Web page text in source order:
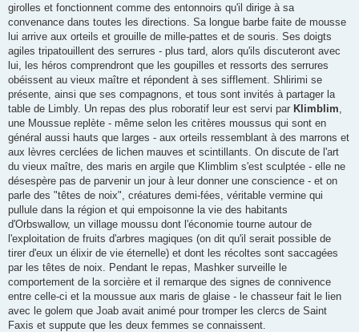
girolles et fonctionnent comme des entonnoirs qu'il dirige à sa
convenance dans toutes les directions. Sa longue barbe faite de mousse
lui arrive aux orteils et grouille de mille-pattes et de souris. Ses doigts
agiles tripatouillent des serrures - plus tard, alors qu'ils discuteront avec
lui, les héros comprendront que les goupilles et ressorts des serrures
obéissent au vieux maître et répondent à ses sifflement. Shlirimi se
présente, ainsi que ses compagnons, et tous sont invités à partager la
table de Limbly. Un repas des plus roboratif leur est servi par Klimblim
une Moussue replète - même selon les critères moussus qui sont en
général aussi hauts que larges - aux orteils ressemblant à des marrons et
aux lèvres cerclées de lichen mauves et scintillants. On discute de l'art
du vieux maître, des maris en argile que Klimblim s'est sculptée - elle ne
désespère pas de parvenir un jour à leur donner une conscience - et on
parle des "têtes de noix", créatures demi-fées, véritable vermine qui
pullule dans la région et qui empoisonne la vie des habitants
d'Orbswallow, un village moussu dont l'économie tourne autour de
l'exploitation de fruits d'arbres magiques (on dit qu'il serait possible de
tirer d'eux un élixir de vie éternelle) et dont les récoltes sont saccagées
par les têtes de noix. Pendant le repas, Mashker surveille le
comportement de la sorcière et il remarque des signes de connivence
entre celle-ci et la moussue aux maris de glaise - le chasseur fait le lien
avec le golem que Joab avait animé pour tromper les clercs de Saint
Faxis et suppute que les deux femmes se connaissent.